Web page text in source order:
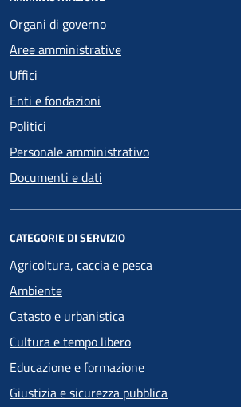
Organi di governo
Aree amministrative
Uffici
Enti e fondazioni
Politici
Personale amministrativo
Documenti e dati
CATEGORIE DI SERVIZIO
Agricoltura, caccia e pesca
Ambiente
Catasto e urbanistica
Cultura e tempo libero
Educazione e formazione
Giustizia e sicurezza pubblica